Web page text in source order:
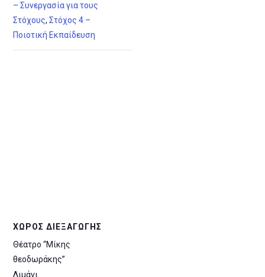
– Συνεργασία για τους
Στόχους,Στόχος 4 –
Ποιοτική Εκπαίδευση
ΧΏΡΟΣ ΔΙΕΞΑΓΩΓΉΣ
Θέατρο “Μίκης
θεοδωράκης”
Λιμάνι